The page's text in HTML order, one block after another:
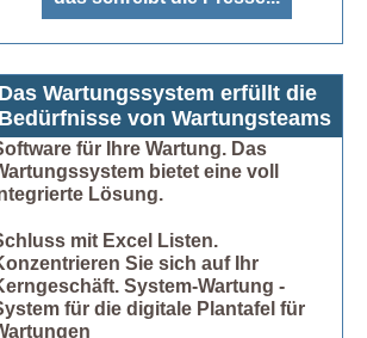
Das Wartungssystem erfüllt die
Bedürfnisse von Wartungsteams
für Ihre Wartung. Das
bietet eine voll
Lösung.
mit Excel Listen.
Sie sich auf Ihr
System-Wartung -
für die digitale Plantafel für